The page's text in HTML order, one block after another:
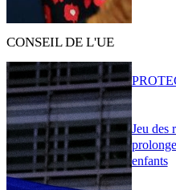
CONSEIL DE L'UE
Jeu des
enfants
PRO